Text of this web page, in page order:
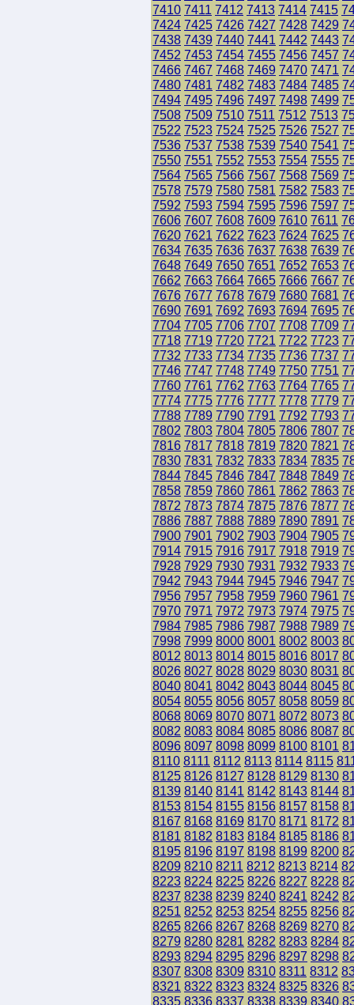
7410 7411 7412 7413 7414 7415
7424 7425 7426 7427 7428 7429
7438 7439 7440 7441 7442 7443
7452 7453 7454 7455 7456 7457
7466 7467 7468 7469 7470 7471
7480 7481 7482 7483 7484 7485
7494 7495 7496 7497 7498 7499
7508 7509 7510 7511 7512 7513
7522 7523 7524 7525 7526 7527
7536 7537 7538 7539 7540 7541
7550 7551 7552 7553 7554 7555
7564 7565 7566 7567 7568 7569
7578 7579 7580 7581 7582 7583
7592 7593 7594 7595 7596 7597
7606 7607 7608 7609 7610 7611
7620 7621 7622 7623 7624 7625
7634 7635 7636 7637 7638 7639
7648 7649 7650 7651 7652 7653
7662 7663 7664 7665 7666 7667
7676 7677 7678 7679 7680 7681
7690 7691 7692 7693 7694 7695
7704 7705 7706 7707 7708 7709
7718 7719 7720 7721 7722 7723
7732 7733 7734 7735 7736 7737
7746 7747 7748 7749 7750 7751
7760 7761 7762 7763 7764 7765
7774 7775 7776 7777 7778 7779
7788 7789 7790 7791 7792 7793
7802 7803 7804 7805 7806 7807
7816 7817 7818 7819 7820 7821
7830 7831 7832 7833 7834 7835
7844 7845 7846 7847 7848 7849
7858 7859 7860 7861 7862 7863
7872 7873 7874 7875 7876 7877
7886 7887 7888 7889 7890 7891
7900 7901 7902 7903 7904 7905
7914 7915 7916 7917 7918 7919
7928 7929 7930 7931 7932 7933
7942 7943 7944 7945 7946 7947
7956 7957 7958 7959 7960 7961
7970 7971 7972 7973 7974 7975
7984 7985 7986 7987 7988 7989
7998 7999 8000 8001 8002 8003
8012 8013 8014 8015 8016 8017
8026 8027 8028 8029 8030 8031
8040 8041 8042 8043 8044 8045
8054 8055 8056 8057 8058 8059
8068 8069 8070 8071 8072 8073
8082 8083 8084 8085 8086 8087
8096 8097 8098 8099 8100 8101
8110 8111 8112 8113 8114 8115
8125 8126 8127 8128 8129 8130
8139 8140 8141 8142 8143 8144
8153 8154 8155 8156 8157 8158
8167 8168 8169 8170 8171 8172
8181 8182 8183 8184 8185 8186
8195 8196 8197 8198 8199 8200
8209 8210 8211 8212 8213 8214
8223 8224 8225 8226 8227 8228
8237 8238 8239 8240 8241 8242
8251 8252 8253 8254 8255 8256
8265 8266 8267 8268 8269 8270
8279 8280 8281 8282 8283 8284
8293 8294 8295 8296 8297 8298
8307 8308 8309 8310 8311 8312
8321 8322 8323 8324 8325 8326
8335 8336 8337 8338 8339 8340